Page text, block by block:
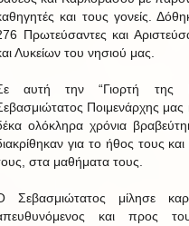
και τους γονείς.
Πρωτεύσαντες και
Λυκείων του νησιού μας.
αυτή την “Γιορτή της
Ποιμενάρχης
ολόκληρα χρόνια
για το ήθος τους
στα μαθήματα τους.
Σεβασμιώτατος μίλησε
και προς